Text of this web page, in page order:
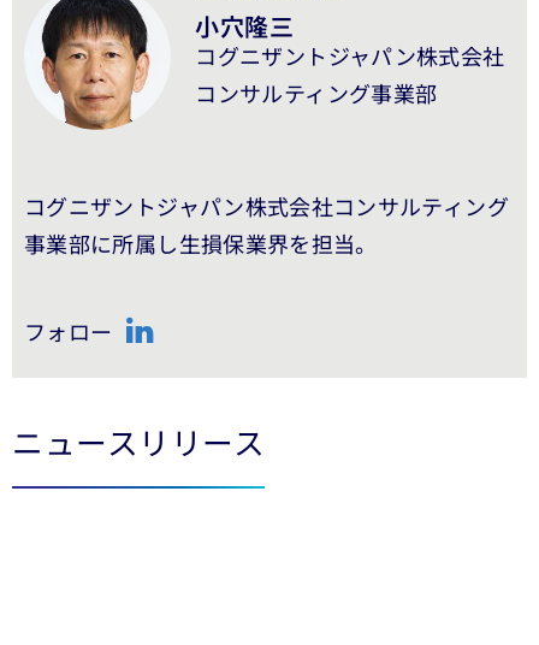
小穴隆三
コグニザントジャパン株式会社
コンサルティング事業部
コグニザントジャパン株式会社コンサルティング
事業部に所属し生損保業界を担当。
フォロー
ニュースリリース